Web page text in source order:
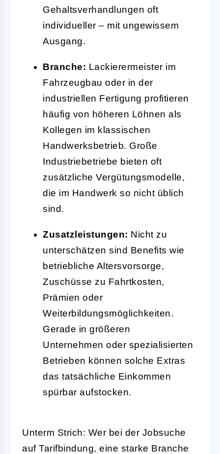
Gehaltsverhandlungen oft
individueller – mit ungewissem
Ausgang.
Branche: Lackierermeister im
Fahrzeugbau oder in der
industriellen Fertigung profitieren
häufig von höheren Löhnen als
Kollegen im klassischen
Handwerksbetrieb. Große
Industriebetriebe bieten oft
zusätzliche Vergütungsmodelle,
die im Handwerk so nicht üblich
sind.
Zusatzleistungen: Nicht zu
unterschätzen sind Benefits wie
betriebliche Altersvorsorge,
Zuschüsse zu Fahrtkosten,
Prämien oder
Weiterbildungsmöglichkeiten.
Gerade in größeren
Unternehmen oder spezialisierten
Betrieben können solche Extras
das tatsächliche Einkommen
spürbar aufstocken.
Unterm Strich: Wer bei der Jobsuche
auf Tarifbindung, eine starke Branche